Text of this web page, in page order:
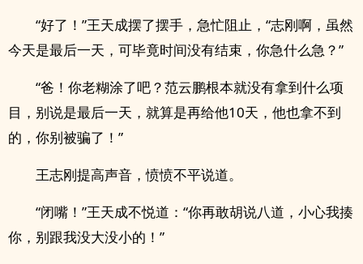
“好了！”王天成摆了摆手，急忙阻止，“志刚啊，虽然
今天是最后一天，可毕竟时间没有结束，你急什么急？”
“爸！你老糊涂了吧？范云鹏根本就没有拿到什么项
目，别说是最后一天，就算是再给他10天，他也拿不到
的，你别被骗了！”
王志刚提高声音，愤愤不平说道。
“闭嘴！”王天成不悦道：“你再敢胡说八道，小心我揍
你，别跟我没大没小的！”